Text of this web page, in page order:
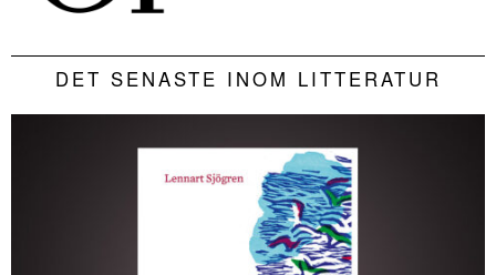
DET SENASTE INOM LITTERATUR